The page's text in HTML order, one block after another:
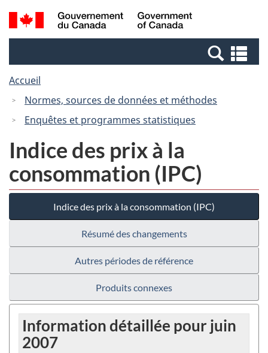
Passer
au
Passer
à
Canada
Recherche
et
et
Accueil
Normes, sources de données et méthodes
Enquêtes et programmes statistiques
Indice des prix à la
consommation (IPC)
Indice des prix à la consommation (IPC)
Résumé des changements
Autres périodes de référence
Produits connexes
Information détaillée pour juin
2007